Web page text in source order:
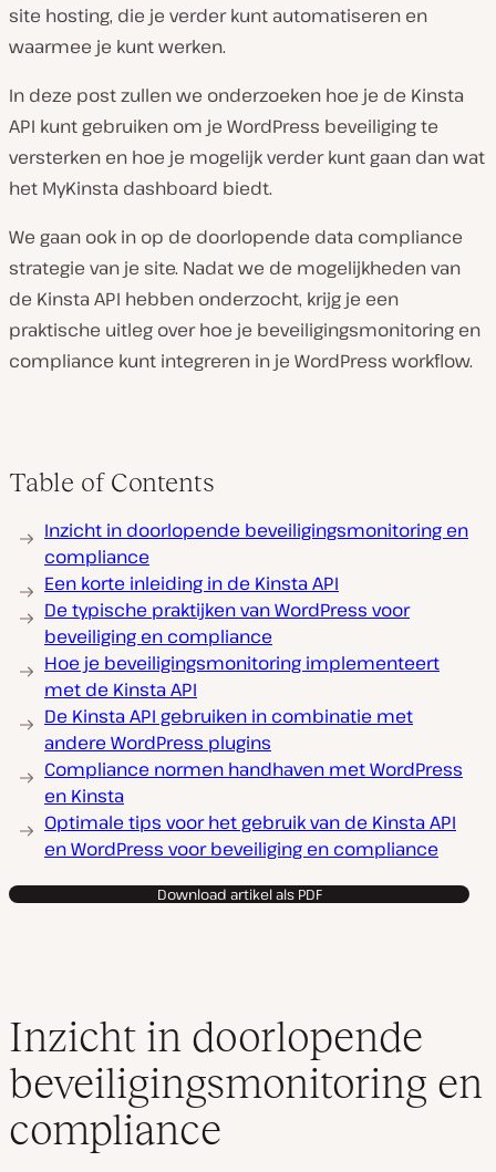
site hosting, die je verder kunt automatiseren en
waarmee je kunt werken.
In deze post zullen we onderzoeken hoe je de Kinsta
API kunt gebruiken om je WordPress beveiliging te
versterken en hoe je mogelijk verder kunt gaan dan wat
het MyKinsta dashboard biedt.
We gaan ook in op de doorlopende data compliance
strategie van je site. Nadat we de mogelijkheden van
de Kinsta API hebben onderzocht, krijg je een
praktische uitleg over hoe je beveiligingsmonitoring en
compliance kunt integreren in je WordPress workflow.
Table of Contents
Inzicht in doorlopende beveiligingsmonitoring en
compliance
Een korte inleiding in de Kinsta API
De typische praktijken van WordPress voor
beveiliging en compliance
Hoe je beveiligingsmonitoring implementeert
met de Kinsta API
De Kinsta API gebruiken in combinatie met
andere WordPress plugins
Compliance normen handhaven met WordPress
en Kinsta
Optimale tips voor het gebruik van de Kinsta API
en WordPress voor beveiliging en compliance
Download artikel als PDF
Inzicht in doorlopende
beveiligingsmonitoring en
compliance